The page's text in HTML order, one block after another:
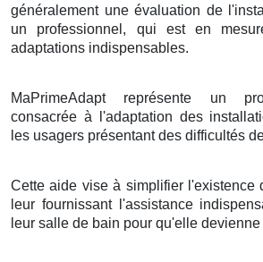
généralement une évaluation de
un professionnel, qui est en
adaptations indispensables.
MaPrimeAdapt représente un
consacrée à l'adaptation des
les usagers présentant des difficultés
Cette aide vise à simplifier l'existence
leur fournissant l'assistance
leur salle de bain pour qu'elle